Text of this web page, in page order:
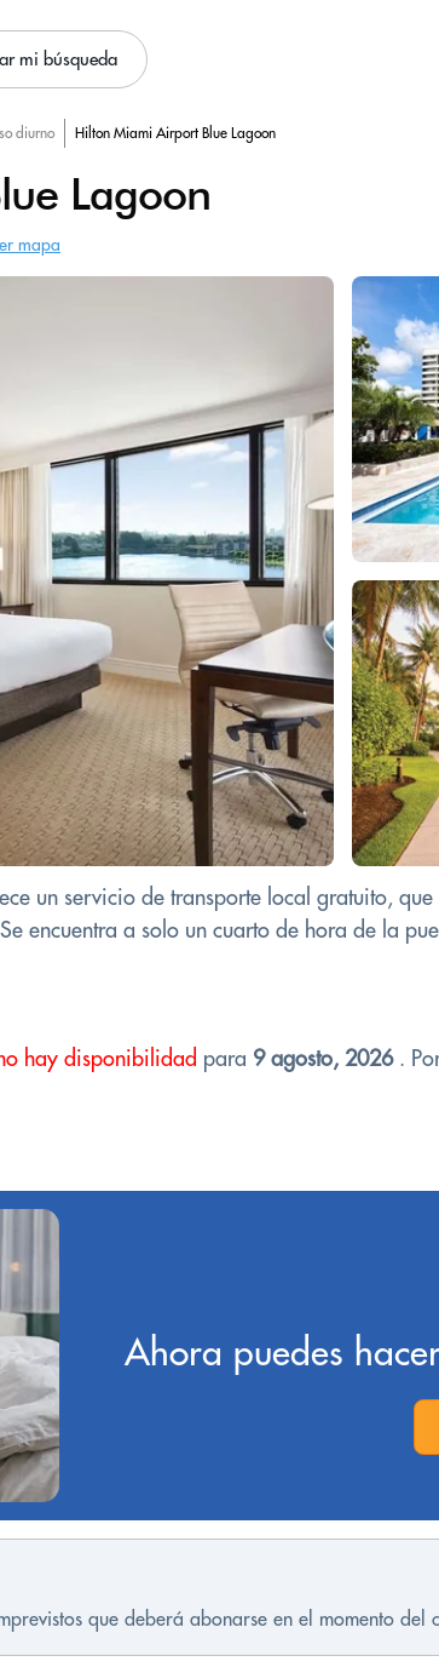
mi búsqueda
diurno Hilton Miami Airport Blue Lagoon
Lagoon
mapa
un servicio de transporte local gratuito,
encuentra a solo un cuarto de hora de la
hay disponibilidad para 9 agosto, 2026.
Ahora puedes
que deberá abonarse en el momento del